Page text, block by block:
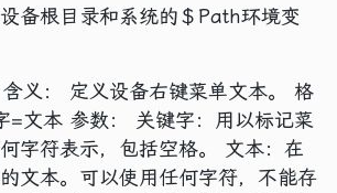
备根目录和系统的＄Path环境变
义： 定义设备右键菜单文本。 格
=文本 参数： 关键字：用以标记菜
字符表示，包括空格。 文本：在
文本。可以使用任何字符，不能存